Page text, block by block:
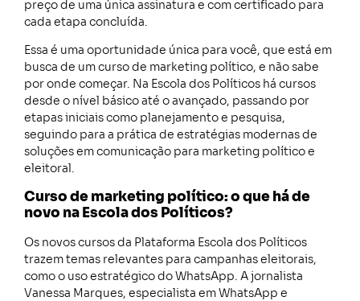
preço de uma única assinatura e com certificado para
cada etapa concluída.
Essa é uma oportunidade única para você, que está em
busca de um curso de marketing político, e não sabe
por onde começar. Na Escola dos Políticos há cursos
desde o nível básico até o avançado, passando por
etapas iniciais como planejamento e pesquisa,
seguindo para a prática de estratégias modernas de
soluções em comunicação para marketing político e
eleitoral.
Curso de marketing político: o que há de
novo na Escola dos Políticos?
Os novos cursos da Plataforma Escola dos Políticos
trazem temas relevantes para campanhas eleitorais,
como o uso estratégico do WhatsApp. A jornalista
Vanessa Marques, especialista em WhatsApp e